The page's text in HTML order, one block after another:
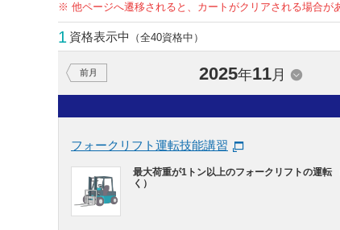
※ 他ページへ遷移されると、カートがクリアされる場合が
1 資格表示中 （全40資格中）
前月 2025年11月
フォークリフト運転技能講習
最大荷重が1トン以上のフォークリフトの運転
く）